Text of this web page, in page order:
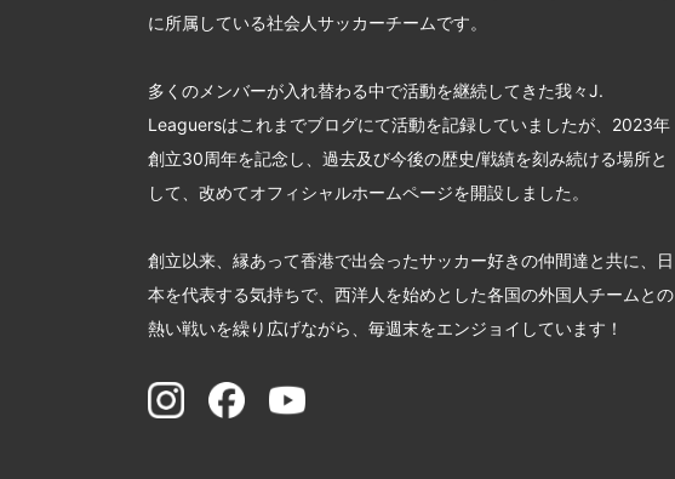
に所属している社会人サッカーチームです。
多くのメンバーが入れ替わる中で活動を継続してきた我々J.
Leaguersはこれまでブログにて活動を記録していましたが、2023年
創立30周年を記念し、過去及び今後の歴史/戦績を刻み続ける場所と
して、改めてオフィシャルホームページを開設しました。
創立以来、縁あって香港で出会ったサッカー好きの仲間達と共に、日
本を代表する気持ちで、西洋人を始めとした各国の外国人チームとの
熱い戦いを繰り広げながら、毎週末をエンジョイしています！